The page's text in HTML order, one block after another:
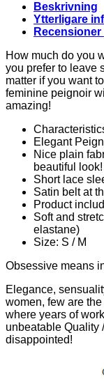
Beskrivning
Ytterligare
Recensioner
How much do you
you prefer to leave
matter if you want
feminine peignoir
amazing!
Elegant
Nice plain
beautiful look!
Short lace
Satin belt at
Product
Soft and
elastane)
Size: S / M
Obsessive means
Elegance,
women, few are
where years of
unbeatable Quality
disappointed!